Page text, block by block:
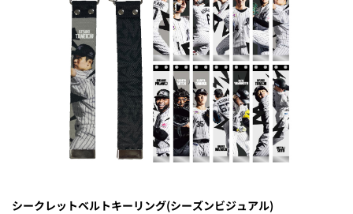
シークレットベルトキーリング(シーズンビジュアル)